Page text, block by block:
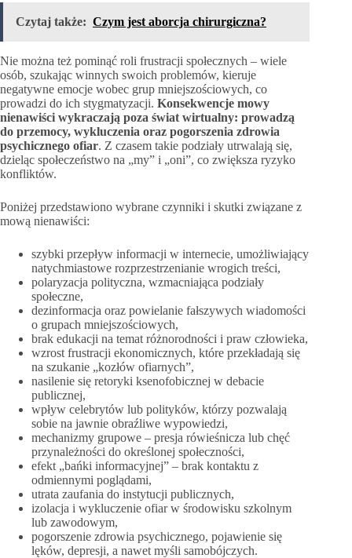
Czytaj także: Czym jest aborcja chirurgiczna?
Nie można też pominąć roli frustracji społecznych – wiele
osób, szukając winnych swoich problemów, kieruje
negatywne emocje wobec grup mniejszościowych, co
prowadzi do ich stygmatyzacji. Konsekwencje mowy
nienawiści wykraczają poza świat wirtualny: prowadzą
do przemocy, wykluczenia oraz pogorszenia zdrowia
psychicznego ofiar. Z czasem takie podziały utrwalają się,
dzieląc społeczeństwo na „my” i „oni”, co zwiększa ryzyko
konfliktów.
Poniżej przedstawiono wybrane czynniki i skutki związane z
mową nienawiści:
szybki przepływ informacji w internecie, umożliwiający
natychmiastowe rozprzestrzenianie wrogich treści,
polaryzacja polityczna, wzmacniająca podziały
społeczne,
dezinformacja oraz powielanie fałszywych wiadomości
o grupach mniejszościowych,
brak edukacji na temat różnorodności i praw człowieka,
wzrost frustracji ekonomicznych, które przekładają się
na szukanie „kozłów ofiarnych”,
nasilenie się retoryki ksenofobicznej w debacie
publicznej,
wpływ celebrytów lub polityków, którzy pozwalają
sobie na jawnie obraźliwe wypowiedzi,
mechanizmy grupowe – presja rówieśnicza lub chęć
przynależności do określonej społeczności,
efekt „bańki informacyjnej” – brak kontaktu z
odmiennymi poglądami,
utrata zaufania do instytucji publicznych,
izolacja i wykluczenie ofiar w środowisku szkolnym
lub zawodowym,
pogorszenie zdrowia psychicznego, pojawienie się
lęków, depresji, a nawet myśli samobójczych.